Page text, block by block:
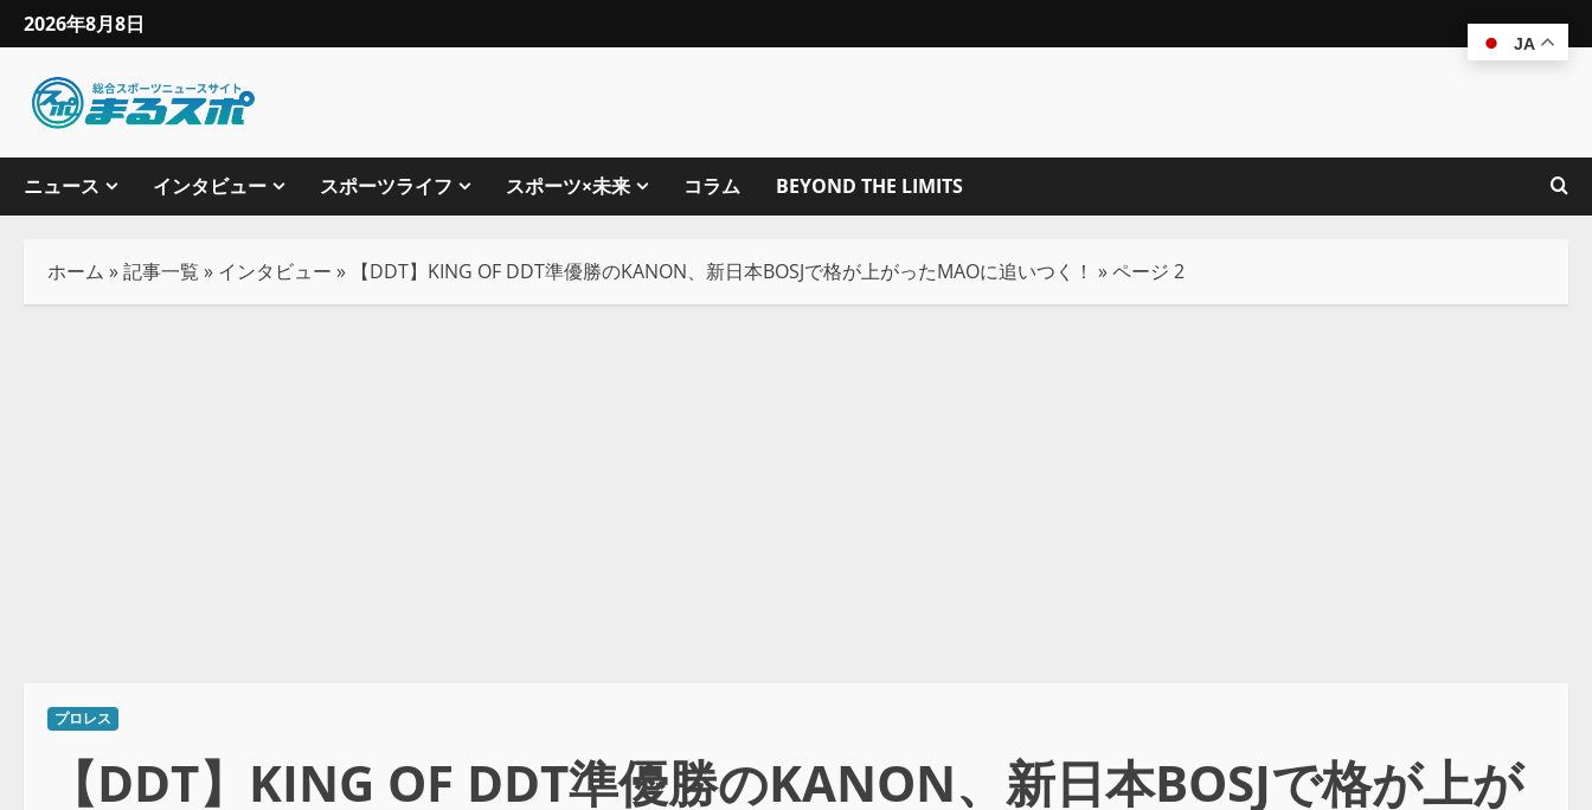
2026年8月8日
ニュース インタビュー スポーツライフ スポーツ×未来 コラム BEYOND THE LIMITS
ホーム »記事一覧 » インタビュー » 【DDT】KING OF DDT準優勝のKANON、新日本BOSJで格が上がったMAOに追いつく！ »ページ 2
プロレス
【DDT】KING OF DDT準優勝のKANON、新日本BOSJで格が上が
JA